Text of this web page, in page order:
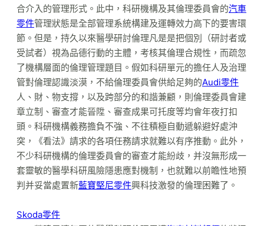
合介入的管理形式。此中，科研機構及其倫理委員會的汽車
零件管理狀態是全部管理系統構建及運轉效力高下的要害環
節。但是，持久以來醫學研討倫理凡是是把個別（研討者或
受試者）視為品德行動的主體，考核其倫理合規性，而疏忽
了機構層面的倫理管理題目。假如科研單元的擔任人及治理
管對倫理認識淡漠，不給倫理委員會供給足夠的Audi零件
人、財、物支撐，以及跨部分的和諧兼顧，則倫理委員會建
章立制、審查才能晉陞、審查成果可托度等均會年夜打扣
頭。科研機構義務擔負不強、不往積極自動遞躲避好處沖
突，《看法》請求的各項任務請求就難以有序推動。此外，
不少科研機構的倫理委員會的審查才能紛歧，并沒無形成一
套靈敏的醫學科研風險隱患應對機制，也就難以前瞻性地預
判并妥當處置新藍寶堅尼零件興科技激發的倫理困難了。
Skoda零件